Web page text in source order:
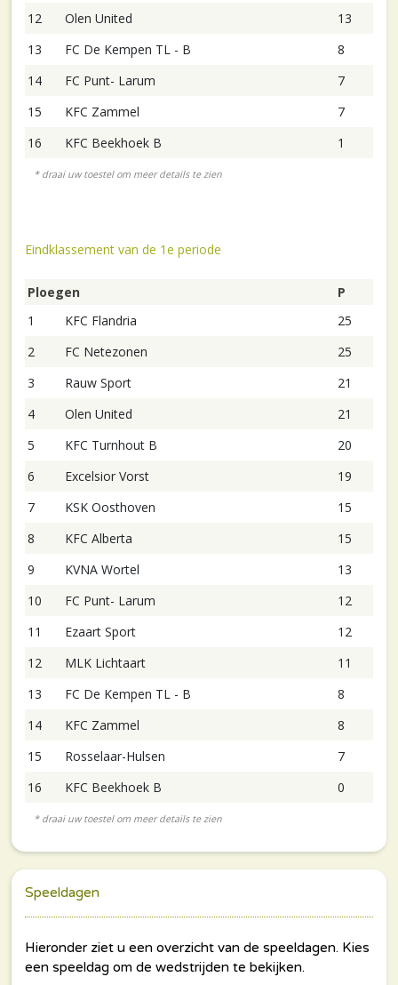
12 Olen United
13
13
FC De Kempen TL - B
8
14
FC Punt- Larum
7
15
KFC Zammel
7
16
KFC Beekhoek B 1
Eindklassement van de 1e periode
Ploegen
P
1
KFC Flandria
25
2
FC Netezonen
25
3
Rauw Sport
21
4
Olen United
21
5
KFC Turnhout B
20
6
Excelsior Vorst
19
7
KSK Oosthoven
15
8
KFC Alberta
15
9
KVNA Wortel
13
10
FC Punt- Larum
12
11
Ezaart Sport
12
12
MLK Lichtaart
11
13
FC De Kempen TL - B
8
14
KFC Zammel
8
15
Rosselaar-Hulsen
7
16
KFC Beekhoek B 0
Speeldagen